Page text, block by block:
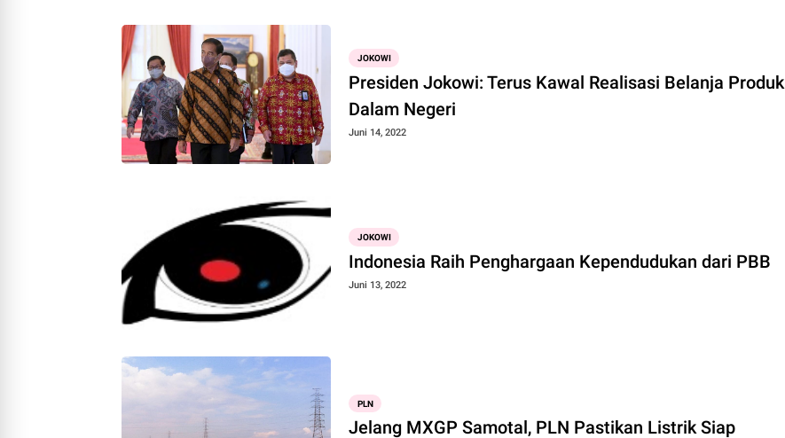
JOKOWI
Presiden Jokowi: Terus Kawal Realisasi Belanja Produk
Dalam Negeri
Juni 14, 2022
JOKOWI
Indonesia Raih Penghargaan Kependudukan dari PBB
Juni 13, 2022
PLN
Jelang MXGP Samotal, PLN Pastikan Listrik Siap